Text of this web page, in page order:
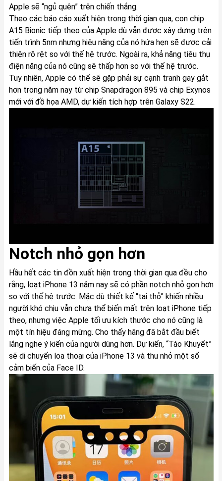
Apple sẽ “ngủ quên” trên chiến thắng.
Theo các báo cáo xuất hiện trong thời gian qua, con chip
A15 Bionic tiếp theo của Apple dù vẫn được xây dựng trên
tiến trình 5nm nhưng hiệu năng của nó hứa hẹn sẽ được cải
thiện rõ rệt so với thế hệ trước. Ngoài ra, khả năng tiêu thụ
điện năng của nó cũng sẽ thấp hơn so với thế hệ trước.
Tuy nhiên, Apple có thể sẽ gặp phải sự cạnh tranh gay gắt
hơn trong năm nay từ chip Snapdragon 895 và chip Exynos
mới với đồ họa AMD, dự kiến tích hợp trên Galaxy S22.
Notch nhỏ gọn hơn
Hầu hết các tin đồn xuất hiện trong thời gian qua đều cho
rằng, loạt iPhone 13 năm nay sẽ có phần notch nhỏ gọn hơn
so với thế hệ trước. Mặc dù thiết kế “tai thỏ” khiến nhiều
người khó chịu vẫn chưa thể biến mất trên loạt iPhone tiếp
theo, nhưng việc Apple tối ưu kích thước cho nó cũng là
một tín hiệu đáng mừng. Cho thấy hãng đã bắt đầu biết
lắng nghe ý kiến của người dùng hơn. Dự kiến, “Táo Khuyết”
sẽ di chuyển loa thoại của iPhone 13 và thu nhỏ một số
cảm biến của Face ID.